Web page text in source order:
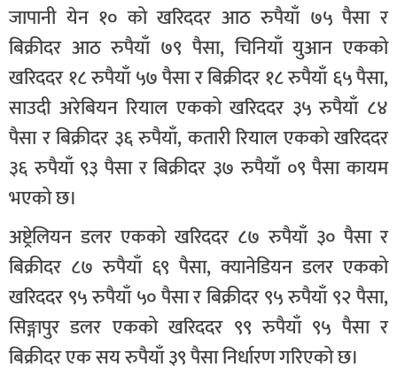
जापानी येन १० को खरिददर आठ रुपैयाँ ७५ पैसा र
बिक्रीदर आठ रुपैयाँ ७९ पैसा, चिनियाँ युआन एकको
खरिददर १८ रुपैयाँ ५७ पैसा र बिक्रीदर १८ रुपैयाँ ६५ पैसा,
साउदी अरेबियन रियाल एकको खरिददर ३५ रुपैयाँ ८४
पैसा र बिक्रीदर ३६ रुपैयाँ, कतारी रियाल एकको खरिददर
३६ रुपैयाँ ९३ पैसा र बिक्रीदर ३७ रुपैयाँ ०९ पैसा कायम
भएको छ।
अष्ट्रेलियन डलर एकको खरिददर ८७ रुपैयाँ ३० पैसा र
बिक्रीदर ८७ रुपैयाँ ६९ पैसा, क्यानेडियन डलर एकको
खरिददर ९५ रुपैयाँ ५० पैसा र बिक्रीदर ९५ रुपैयाँ ९२ पैसा,
सिङ्गापुर डलर एकको खरिददर ९९ रुपैयाँ ९५ पैसा र
बिक्रीदर एक सय रुपैयाँ ३९ पैसा निर्धारण गरिएको छ।